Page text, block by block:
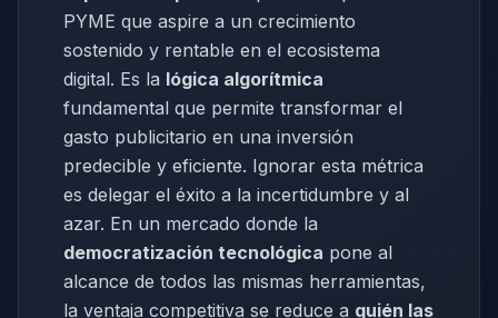
PYME que aspire a un crecimiento
sostenido y rentable en el ecosistema
digital. Es la lógica algorítmica
fundamental que permite transformar el
gasto publicitario en una inversión
predecible y eficiente. Ignorar esta métrica
es delegar el éxito a la incertidumbre y al
azar. En un mercado donde la
democratización tecnológica pone al
alcance de todos las mismas herramientas,
la ventaja competitiva se reduce a quién las